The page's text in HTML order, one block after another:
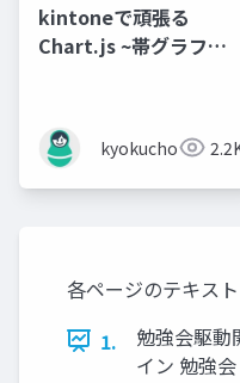
kintoneで頑張る
Chart.js ~帯グラフを
kyokucho1989
各ページのテキスト
1.
勉強会駆動
イン 勉強